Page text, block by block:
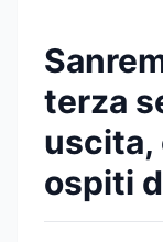
terza
uscita,
ospiti